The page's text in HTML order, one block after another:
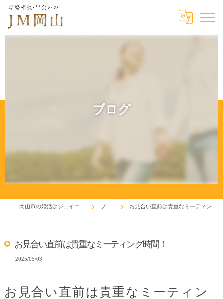
ブログ
ブログ お見合い直前は貴重なミーティング時間！
お見合い直前は貴重なミーティング時間！
2025/05/03
お見合い直前は貴重なミーティン